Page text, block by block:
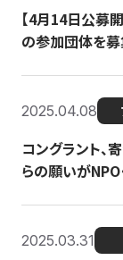
【4月14日公募
の参加団体を募
2025.04.08
コングラント、
らの願いがNPO
2025.03.31